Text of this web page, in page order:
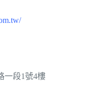
一段1號4樓